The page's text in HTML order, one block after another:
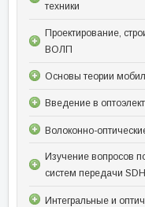
техники
Проектирование,
ВОЛП
Основы теории
Введение в
Волоконно-
Изучение вопросов
систем передачи SDH
Интегральные и